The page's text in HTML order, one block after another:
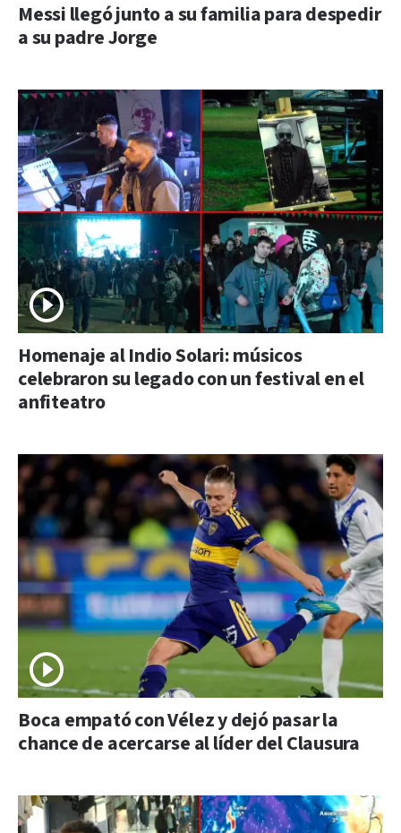
Messi llegó junto a su familia para despedir
a su padre Jorge
Homenaje al Indio Solari: músicos
celebraron su legado con un festival en el
anfiteatro
Boca empató con Vélez y dejó pasar la
chance de acercarse al líder del Clausura